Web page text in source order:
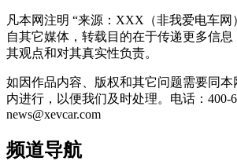
凡本网注明 “来源：XXX（非我爱电车网
自其它媒体，转载目的在于传递更多信息
其观点和对其真实性负责。
如因作品内容、版权和其它问题需要同本
内进行，以便我们及时处理。电话：400-
news@xevcar.com
频道导航